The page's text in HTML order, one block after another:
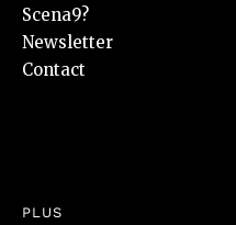
Scena9?
Newsletter
Contact
PLUS